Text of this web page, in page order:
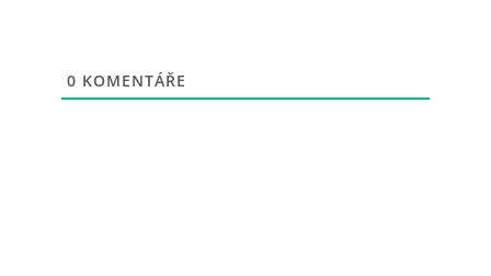
0 KOMENTÁŘE